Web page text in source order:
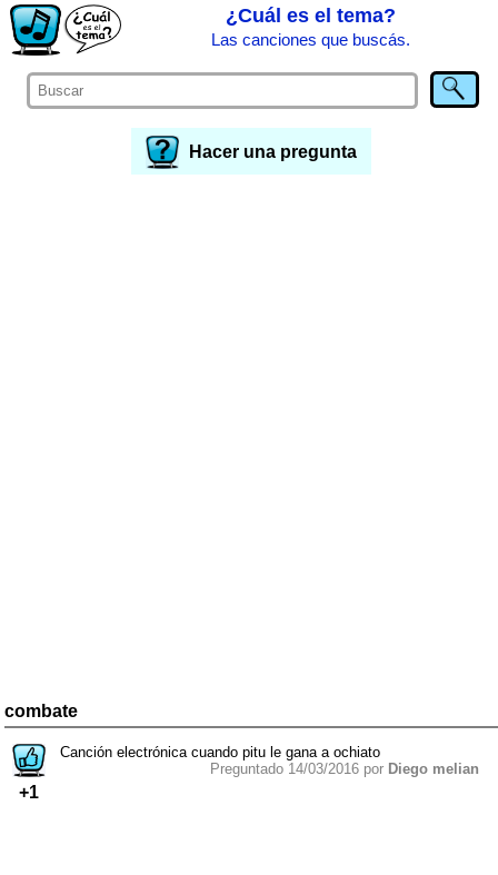
¿Cuál es el tema?
Las canciones que buscás.
Hacer una pregunta
combate
+1
Canción electrónica cuando pitu le gana a ochiato
Preguntado 14/03/2016 por Diego melian